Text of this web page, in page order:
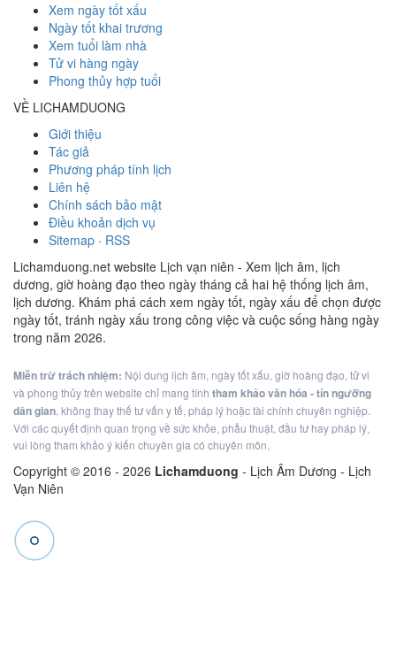
Xem ngày tốt xấu
Ngày tốt khai trương
Xem tuổi làm nhà
Tử vi hàng ngày
Phong thủy hợp tuổi
VỀ LICHAMDUONG
Giới thiệu
Tác giả
Phương pháp tính lịch
Liên hệ
Chính sách bảo mật
Điều khoản dịch vụ
Sitemap · RSS
Lichamduong.net website Lịch vạn niên - Xem lịch âm, lịch
dương, giờ hoàng đạo theo ngày tháng cả hai hệ thống lịch âm,
lịch dương. Khám phá cách xem ngày tốt, ngày xấu để chọn được
ngày tốt, tránh ngày xấu trong công việc và cuộc sống hàng ngày
trong năm 2026.
Miễn trừ trách nhiệm: Nội dung lịch âm, ngày tốt xấu, giờ hoàng đạo, tử vi
và phong thủy trên website chỉ mang tính tham khảo văn hóa - tín ngưỡng
dân gian, không thay thế tư vấn y tế, pháp lý hoặc tài chính chuyên nghiệp.
Với các quyết định quan trọng về sức khỏe, phẫu thuật, đầu tư hay pháp lý,
vui lòng tham khảo ý kiến chuyên gia có chuyên môn.
Copyright © 2016 - 2026 Lichamduong - Lịch Âm Dương - Lịch
Vạn Niên